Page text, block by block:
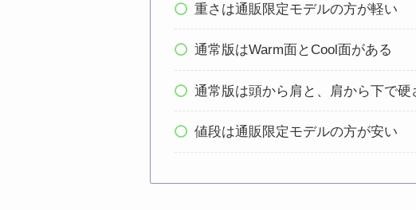
重さは通販限定モデルの方が軽い
通常版はWarm面とCool面がある
通常版は頭から肩と、肩から下で硬
値段は通販限定モデルの方が安い